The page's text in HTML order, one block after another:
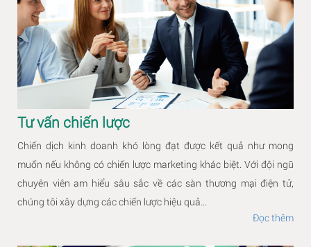
Tư vấn chiến lược
Chiến dịch kinh doanh khó lòng đạt được kết quả như mong
muốn nếu không có chiến lược marketing khác biệt. Với đội ngũ
chuyên viên am hiểu sâu sắc về các sàn thương mại điện tử,
chúng tôi xây dựng các chiến lược hiệu quả...
Đọc thêm